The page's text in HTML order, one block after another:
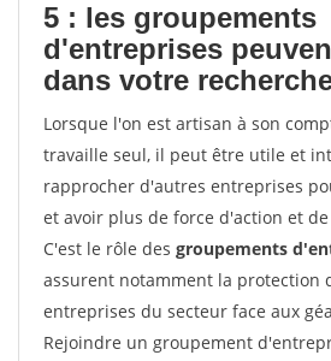
5 : les groupements
d'entreprises
dans votre
Lorsque l'on est artisan à son
travaille seul, il peut être utile et
rapprocher d'autres entreprises
et avoir plus de force d'action et
C'est le rôle des groupements
assurent notamment la protection
entreprises du secteur face aux
Rejoindre un groupement